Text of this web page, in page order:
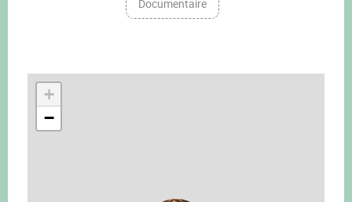
Documentaire
+
−